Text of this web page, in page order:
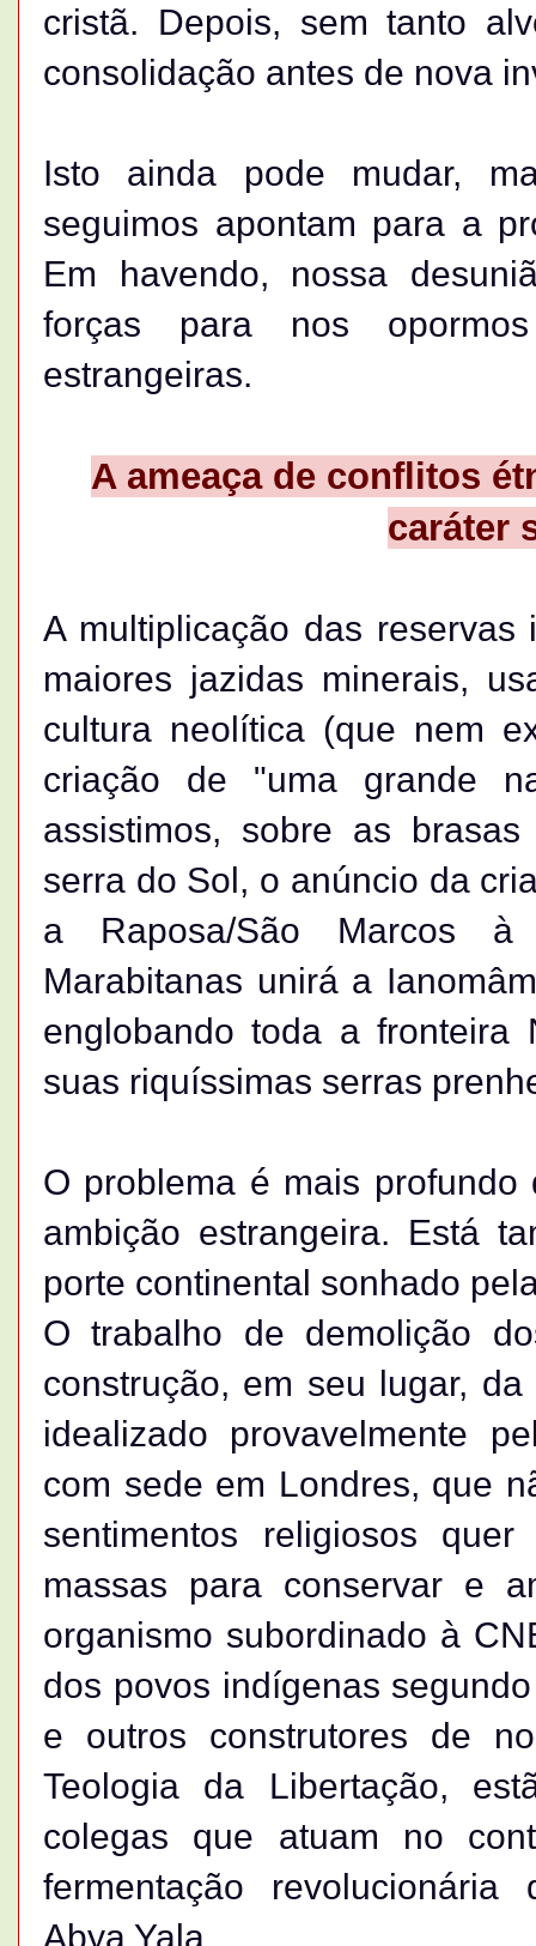
cristã. Depois, sem tanto
consolidação antes de nova
Isto ainda pode mudar,
seguimos apontam para a
Em havendo, nossa
forças para nos
estrangeiras.
A ameaça de conflitos
caráter
A multiplicação das
maiores jazidas minerais,
cultura neolítica (que nem
criação de "uma grande
assistimos, sobre as
serra do Sol, o anúncio da
a Raposa/São Marcos à
Marabitanas unirá a
englobando toda a fronteira
suas riquíssimas serras
O problema é mais
ambição estrangeira. Está
porte continental sonhado
O trabalho de demolição
construção, em seu lugar,
idealizado provavelmente
com sede em Londres, que
sentimentos religiosos
massas para conservar e
organismo subordinado à
dos povos indígenas
e outros construtores de
Teologia da Libertação,
colegas que atuam no
fermentação revolucionária
Abya Yala.